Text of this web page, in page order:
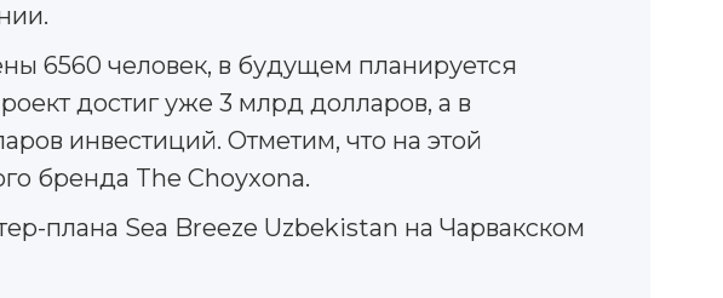
6560 человек, в будущем планируется
достиг уже 3 млрд долларов, а в
инвестиций. Отметим, что на этой
бренда The Choyxona.
плана Sea Breeze Uzbekistan на Чарвакском